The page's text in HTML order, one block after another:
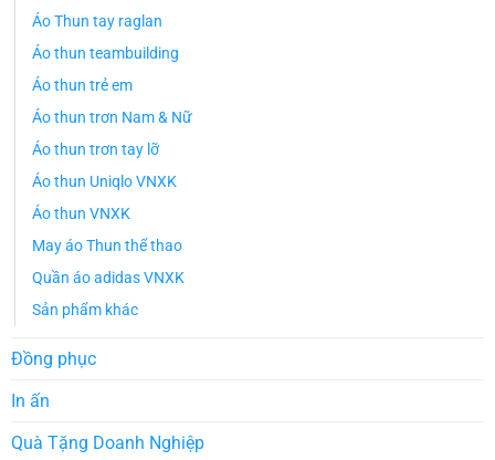
Áo Thun tay raglan
Áo thun teambuilding
Áo thun trẻ em
Áo thun trơn Nam & Nữ
Áo thun trơn tay lỡ
Áo thun Uniqlo VNXK
Áo thun VNXK
May áo Thun thể thao
Quần áo adidas VNXK
Sản phẩm khác
Đồng phục
In ấn
Quà Tặng Doanh Nghiệp